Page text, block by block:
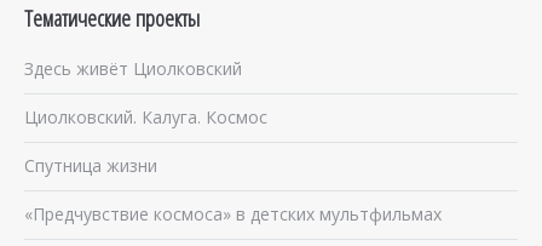
Тематические проекты
Здесь живёт Циолковский
Циолковский. Калуга. Космос
Спутница жизни
«Предчувствие космоса» в детских мультфильмах